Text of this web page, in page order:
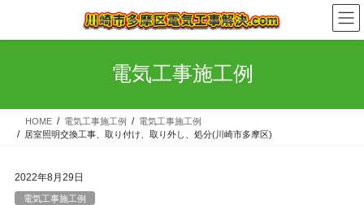
テ
ス
ゲ
ン
電気工事施工例
HOME 電気工事施工例
電気工事施工例
居室照明交換工事、取り付け、取り外し、処分(川崎市多摩区)
2022年8月29日
電気工事施工例